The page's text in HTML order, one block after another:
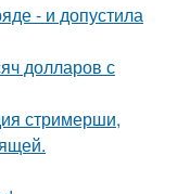
- и допустила
долларов с
стримерши,